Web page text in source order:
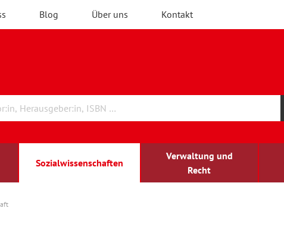
Blog Über uns Kontakt
Sozialwissenschaften
Verwaltung und
Recht
sehbehindert